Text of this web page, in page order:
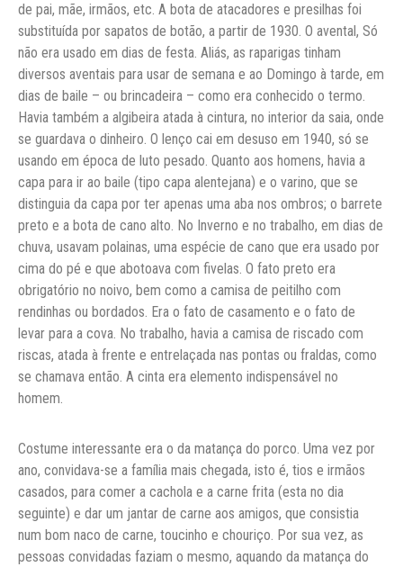
de pai, mãe, irmãos, etc. A bota de atacadores e presilhas foi
substituída por sapatos de botão, a partir de 1930. O avental, Só
não era usado em dias de festa. Aliás, as raparigas tinham
diversos aventais para usar de semana e ao Domingo à tarde, em
dias de baile – ou brincadeira – como era conhecido o termo.
Havia também a algibeira atada à cintura, no interior da saia, onde
se guardava o dinheiro. O lenço cai em desuso em 1940, só se
usando em época de luto pesado. Quanto aos homens, havia a
capa para ir ao baile (tipo capa alentejana) e o varino, que se
distinguia da capa por ter apenas uma aba nos ombros; o barrete
preto e a bota de cano alto. No Inverno e no trabalho, em dias de
chuva, usavam polainas, uma espécie de cano que era usado por
cima do pé e que abotoava com fivelas. O fato preto era
obrigatório no noivo, bem como a camisa de peitilho com
rendinhas ou bordados. Era o fato de casamento e o fato de
levar para a cova. No trabalho, havia a camisa de riscado com
riscas, atada à frente e entrelaçada nas pontas ou fraldas, como
se chamava então. A cinta era elemento indispensável no
homem.
Costume interessante era o da matança do porco. Uma vez por
ano, convidava-se a família mais chegada, isto é, tios e irmãos
casados, para comer a cachola e a carne frita (esta no dia
seguinte) e dar um jantar de carne aos amigos, que consistia
num bom naco de carne, toucinho e chouriço. Por sua vez, as
pessoas convidadas faziam o mesmo, aquando da matança do